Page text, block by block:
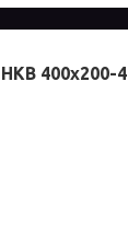
400x200-4